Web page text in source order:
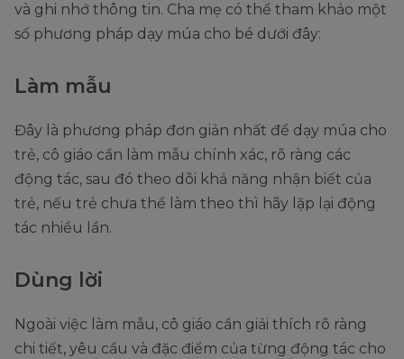
và ghi nhớ thông tin. Cha mẹ có thể tham khảo một
số phương pháp dạy múa cho bé dưới đây:
Làm mẫu
Đây là phương pháp đơn giản nhất để dạy múa cho
trẻ, cô giáo cần làm mẫu chính xác, rõ ràng các
động tác, sau đó theo dõi khả năng nhận biết của
trẻ, nếu trẻ chưa thể làm theo thì hãy lặp lại động
tác nhiều lần.
Dùng lời
Ngoài việc làm mẫu, cô giáo cần giải thích rõ ràng
chi tiết, yêu cầu và đặc điểm của từng động tác cho